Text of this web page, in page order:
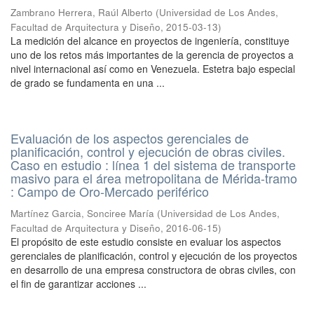
Zambrano Herrera, Raúl Alberto (Universidad de Los Andes,
Facultad de Arquitectura y Diseño, 2015-03-13)
La medición del alcance en proyectos de ingeniería, constituye
uno de los retos más importantes de la gerencia de proyectos a
nivel internacional así como en Venezuela. Estetra bajo especial
de grado se fundamenta en una ...
Evaluación de los aspectos gerenciales de
planificación, control y ejecución de obras civiles.
Caso en estudio : línea 1 del sistema de transporte
masivo para el área metropolitana de Mérida-tramo
: Campo de Oro-Mercado periférico
Martínez Garcia, Sonciree María (Universidad de Los Andes,
Facultad de Arquitectura y Diseño, 2016-06-15)
El propósito de este estudio consiste en evaluar los aspectos
gerenciales de planificación, control y ejecución de los proyectos
en desarrollo de una empresa constructora de obras civiles, con
el fin de garantizar acciones ...